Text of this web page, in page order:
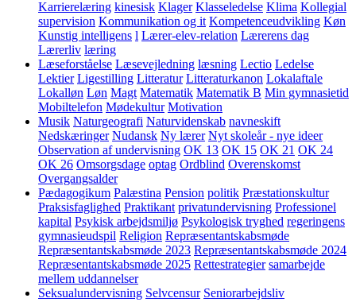
Karrierelæring kinesisk Klager Klasseledelse Klima Kollegial
supervision Kommunikation og it Kompetenceudvikling Køn
Kunstig intelligens l Lærer-elev-relation Lærerens dag
Lærerliv læring
Læseforståelse Læsevejledning læsning Lectio Ledelse
Lektier Ligestilling Litteratur Litteraturkanon Lokalaftale
Lokalløn Løn Magt Matematik Matematik B Min gymnasietid
Mobiltelefon Mødekultur Motivation
Musik Naturgeografi Naturvidenskab navneskift
Nedskæringer Nudansk Ny lærer Nyt skoleår - nye ideer
Observation af undervisning OK 13 OK 15 OK 21 OK 24
OK 26 Omsorgsdage optag Ordblind Overenskomst
Overgangsalder
Pædagogikum Palæstina Pension politik Præstationskultur
Praksisfaglighed Praktikant privatundervisning Professionel
kapital Psykisk arbejdsmiljø Psykologisk tryghed regeringens
gymnasieudspil Religion Repræsentantskabsmøde
Repræsentantskabsmøde 2023 Repræsentantskabsmøde 2024
Repræsentantskabsmøde 2025 Rettestrategier samarbejde
mellem uddannelser
Seksualundervisning Selvcensur Seniorarbejdsliv